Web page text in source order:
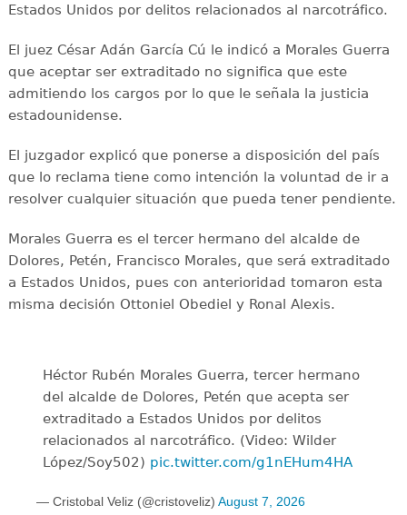
Estados Unidos por delitos relacionados al narcotráfico.
El juez César Adán García Cú le indicó a Morales Guerra
que aceptar ser extraditado no significa que este
admitiendo los cargos por lo que le señala la justicia
estadounidense.
El juzgador explicó que ponerse a disposición del país
que lo reclama tiene como intención la voluntad de ir a
resolver cualquier situación que pueda tener pendiente.
Morales Guerra es el tercer hermano del alcalde de
Dolores, Petén, Francisco Morales, que será extraditado
a Estados Unidos, pues con anterioridad tomaron esta
misma decisión Ottoniel Obediel y Ronal Alexis.
Héctor Rubén Morales Guerra, tercer hermano
del alcalde de Dolores, Petén que acepta ser
extraditado a Estados Unidos por delitos
relacionados al narcotráfico. (Video: Wilder
López/Soy502) pic.twitter.com/g1nEHum4HA
— Cristobal Veliz (@cristoveliz) August 7, 2026